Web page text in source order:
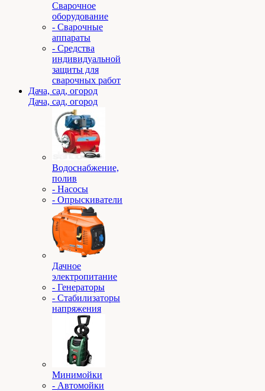
Сварочное
оборудование
- Сварочные
аппараты
- Средства
индивидуальной
защиты для
сварочных работ
Дача, сад, огород
Дача, сад, огород
Водоснабжение,
полив
- Насосы
- Опрыскиватели
Дачное
электропитание
- Генераторы
- Стабилизаторы
напряжения
Минимойки
- Автомойки